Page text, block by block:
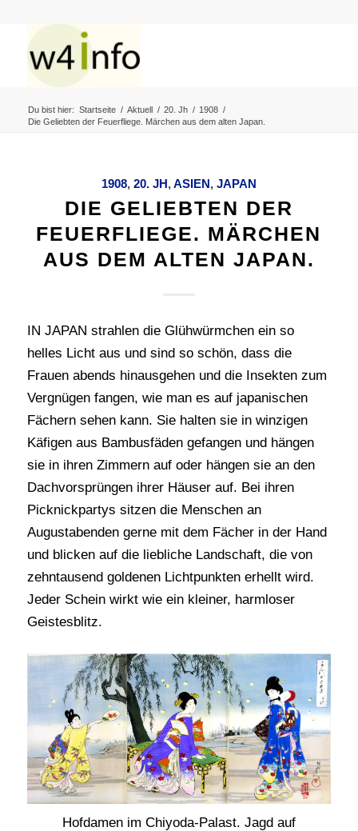
Du bist hier: Startseite / Aktuell / 20. Jh / 1908 /
Die Geliebten der Feuerfliege. Märchen aus dem alten Japan.
1908, 20. JH,ASIEN, JAPAN
DIE GELIEBTEN DER
FEUERFLIEGE. MÄRCHEN
AUS DEM ALTEN JAPAN.
IN JAPAN strahlen die Glühwürmchen ein so
helles Licht aus und sind so schön, dass die
Frauen abends hinausgehen und die Insekten zum
Vergnügen fangen, wie man es auf japanischen
Fächern sehen kann. Sie halten sie in winzigen
Käfigen aus Bambusfäden gefangen und hängen
sie in ihren Zimmern auf oder hängen sie an den
Dachvorsprüngen ihrer Häuser auf. Bei ihren
Picknickpartys sitzen die Menschen an
Augustabenden gerne mit dem Fächer in der Hand
und blicken auf die liebliche Landschaft, die von
zehntausend goldenen Lichtpunkten erhellt wird.
Jeder Schein wirkt wie ein kleiner, harmloser
Geistesblitz.
Hofdamen im Chiyoda-Palast. Jagd auf